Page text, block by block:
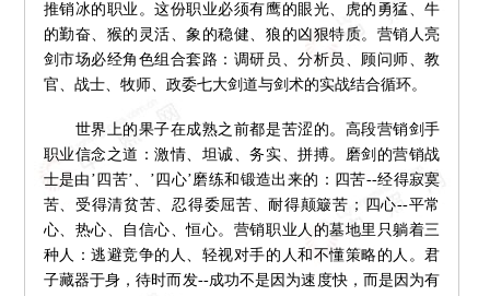
推销冰的职业。这份职业必须有鹰的眼光、虎的勇猛、牛
的勤奋、猴的灵活、象的稳健、狼的凶狠特质。营销人亮
剑市场必经角色组合套路：调研员、分析员、顾问师、教
官、战士、牧师、政委七大剑道与剑术的实战结合循环。
世界上的果子在成熟之前都是苦涩的。高段营销剑手
职业信念之道：激情、坦诚、务实、拼搏。磨剑的营销战
士是由’四苦’、’四心’磨练和锻造出来的：四苦--经得寂寞
苦、受得清贫苦、忍得委屈苦、耐得颠簸苦；四心--平常
心、热心、自信心、恒心。营销职业人的墓地里只躺着三
种人：逃避竞争的人、轻视对手的人和不懂策略的人。君
子藏器于身，待时而发--成功不是因为速度快，而是因为有